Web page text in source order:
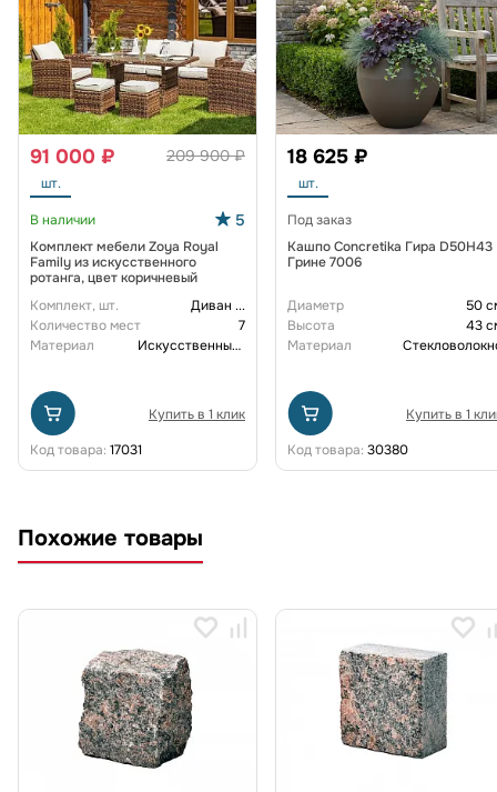
209 900 ₽
91 000 ₽
шт.
В наличии 5
Комплект мебели Zoya Royal
Family из искусственного
ротанга, цвет коричневый
Комплект, шт.
Диван ...
Количество мест
7
Материал
Искусственный ротанг
Купить в 1 клик
Код товара: 17031
18 625 ₽
шт.
Под заказ
Кашпо Concretika Гира D50H43
Грине 7006
Диаметр
50
Высота
43
Материал
Купить в 1
Код товара: 30380
Похожие товары